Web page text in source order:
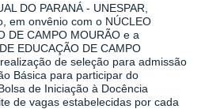
DO PARANÁ - UNESPAR,
em onvênio com o NÚCLEO
DE CAMPO MOURÃO e a
EDUCAÇÃO DE CAMPO
de seleção para admissão
Básica para participar do
de Iniciação à Docência
de vagas estabelecidas por cada